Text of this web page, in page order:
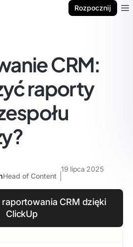
Rozpocznij
CRM:
raporty
Head of Content
19 lipca 2025
CRM dzięki
ClickUp